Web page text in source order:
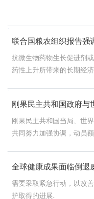
抗微生物药物生长促进剂
药性上升所带来的长期经
刚果民主共和国当局、世
共同努力加强协调，动员
全球健康成果面临倒退
需要采取紧急行动，以改
护取得的进展.